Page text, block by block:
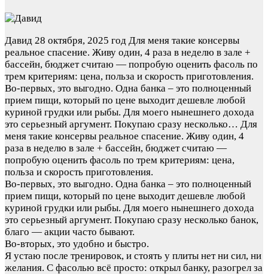
Давид 28 октября, 2025 год Для меня такие консервы
реальное спасение. Живу один, 4 раза в неделю в зале +
бассейн, бюджет считаю — попробую оценить фасоль по
трем критериям: цена, польза и скорость приготовления.
Во-первых, это выгодно. Одна банка – это полноценный
прием пищи, который по цене выходит дешевле любой
куриной грудки или рыбы. Для моего нынешнего дохода
это серьезный аргумент. Покупаю сразу несколько… Для
меня такие консервы реальное спасение. Живу один, 4
раза в неделю в зале + бассейн, бюджет считаю —
попробую оценить фасоль по трем критериям: цена,
польза и скорость приготовления.
Во-первых, это выгодно. Одна банка – это полноценный
прием пищи, который по цене выходит дешевле любой
куриной грудки или рыбы. Для моего нынешнего дохода
это серьезный аргумент. Покупаю сразу несколько банок,
благо — акции часто бывают.
Во-вторых, это удобно и быстро.
Я устаю после тренировок, и стоять у плиты нет ни сил, ни
желания. С фасолью всё просто: открыл банку, разогрел за